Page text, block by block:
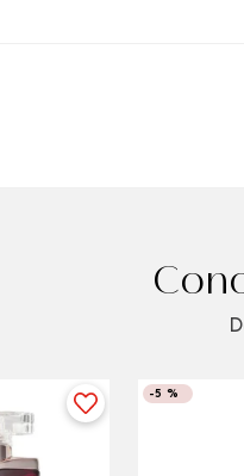
-5 %